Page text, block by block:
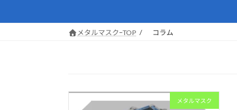
メタルマスクｰTOP コラム
メタルマスク